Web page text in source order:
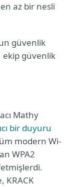
az bir nesli
güvenlik
ekip güvenlik
Mathy
bir duyuru
modern Wi-
WPA2
KRACK